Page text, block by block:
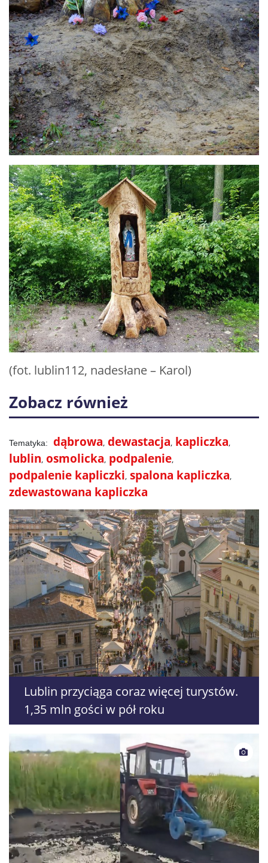
(fot. lublin112, nadesłane – Karol)
Zobacz również
dąbrowa dewastacja kapliczka
lublin osmolicka podpalenie
podpalenie kapliczki spalona kapliczka
zdewastowana kapliczka
Lublin przyciąga coraz więcej turystów.
1,35 mln gości w pół roku